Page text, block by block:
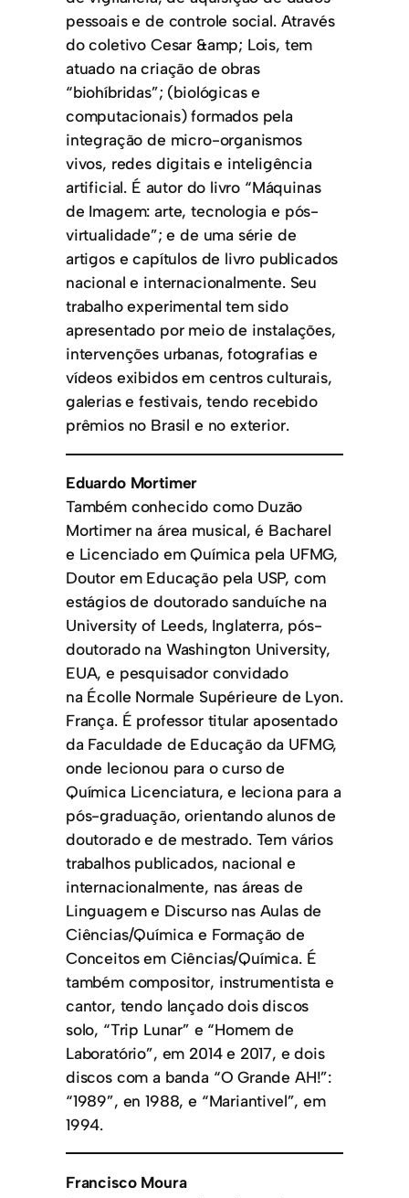
pessoais e de controle social. Através
do coletivo Cesar &amp; Lois, tem
atuado na criação de obras
“biohíbridas”; (biológicas e
computacionais) formados pela
integração de micro-organismos
vivos, redes digitais e inteligência
artificial. É autor do livro “Máquinas
de Imagem: arte, tecnologia e pós-
virtualidade”; e de uma série de
artigos e capítulos de livro publicados
nacional e internacionalmente. Seu
trabalho experimental tem sido
apresentado por meio de instalações,
intervenções urbanas, fotografias e
vídeos exibidos em centros culturais,
galerias e festivais, tendo recebido
prêmios no Brasil e no exterior.
Eduardo Mortimer
Também conhecido como Duzão
Mortimer na área musical, é Bacharel
e Licenciado em Química pela UFMG,
Doutor em Educação pela USP, com
estágios de doutorado sanduíche na
University of Leeds, Inglaterra, pós-
doutorado na Washington University,
EUA, e pesquisador convidado
na Écolle Normale Supérieure de Lyon.
França. É professor titular aposentado
da Faculdade de Educação da UFMG,
onde lecionou para o curso de
Química Licenciatura, e leciona para a
pós-graduação, orientando alunos de
doutorado e de mestrado. Tem vários
trabalhos publicados, nacional e
internacionalmente, nas áreas de
Linguagem e Discurso nas Aulas de
Ciências/Química e Formação de
Conceitos em Ciências/Química. É
também compositor, instrumentista e
cantor, tendo lançado dois discos
solo, “Trip Lunar” e “Homem de
Laboratório”, em 2014 e 2017, e dois
discos com a banda “O Grande AH!”:
“1989”, en 1988, e “Mariantivel”, em
1994.
Francisco Moura